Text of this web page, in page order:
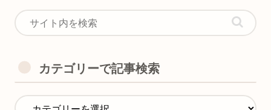
カテゴリーで記事検索